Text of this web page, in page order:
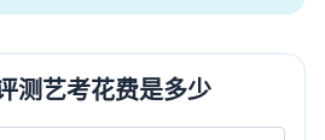
测艺考花费是多少